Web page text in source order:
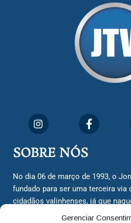
Gerenciar
SOBRE NÓS
No dia 06 de março de 1993, o
fundado para ser uma terceira via
cidadãos valinhenses, já que
dois jornais. Há mais de 30 anos,